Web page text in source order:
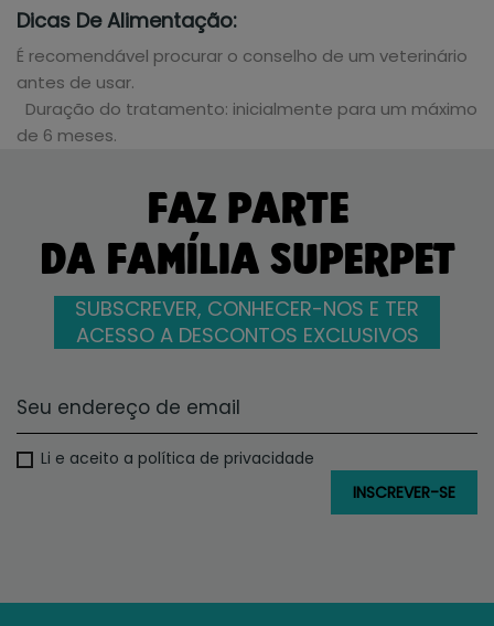
Dicas De Alimentação:
É recomendável procurar o conselho de um veterinário
antes de usar.
Duração do tratamento: inicialmente para um máximo
de 6 meses.
FAZ PARTE
DA FAMÍLIA SUPERPET
SUBSCREVER, CONHECER-NOS E TER
ACESSO A DESCONTOS EXCLUSIVOS
Li e aceito a política de privacidade